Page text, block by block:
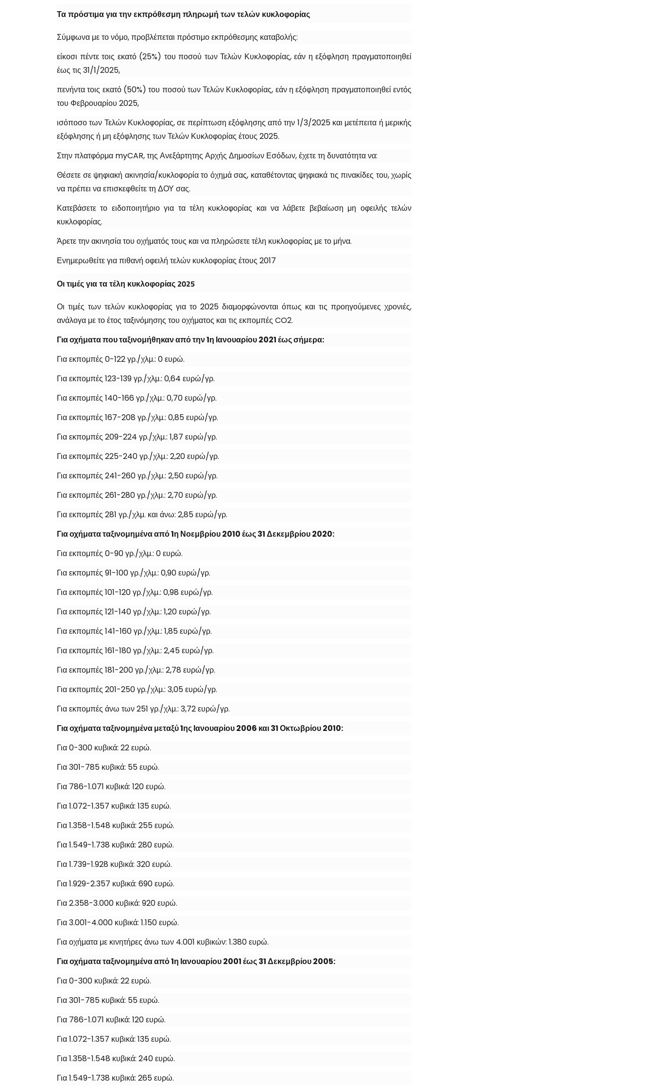
Τα πρόστιμα για την εκπρόθεσμη πληρωμή των τελών κυκλοφορίας
Σύμφωνα με το νόμο, προβλέπεται πρόστιμο εκπρόθεσμης καταβολής:
είκοσι πέντε τοις εκατό (25%) του ποσού των Τελών Κυκλοφορίας, εάν η εξόφληση πραγματοποιηθεί
έως τις 31/1/2025,
πενήντα τοις εκατό (50%) του ποσού των Τελών Κυκλοφορίας, εάν η εξόφληση πραγματοποιηθεί εντός
του Φεβρουαρίου 2025,
ισόποσο των Τελών Κυκλοφορίας, σε περίπτωση εξόφλησης από την 1/3/2025 και μετέπειτα ή μερικής
εξόφλησης ή μη εξόφλησης των Τελών Κυκλοφορίας έτους 2025.
Στην πλατφόρμα myCAR, της Ανεξάρτητης Αρχής Δημοσίων Εσόδων, έχετε τη δυνατότητα να:
Θέσετε σε ψηφιακή ακινησία/κυκλοφορία το όχημά σας, καταθέτοντας ψηφιακά τις πινακίδες του, χωρίς
να πρέπει να επισκεφθείτε τη ΔΟΥ σας.
Κατεβάσετε το ειδοποιητήριο για τα τέλη κυκλοφορίας και να λάβετε βεβαίωση μη οφειλής τελών
κυκλοφορίας.
Άρετε την ακινησία του οχήματός τους και να πληρώσετε τέλη κυκλοφορίας με το μήνα.
Ενημερωθείτε για πιθανή οφειλή τελών κυκλοφορίας έτους 2017
Οι τιμές για τα τέλη κυκλοφορίας 2025
Οι τιμές των τελών κυκλοφορίας για το 2025 διαμορφώνονται όπως και τις προηγούμενες χρονιές,
ανάλογα με το έτος ταξινόμησης του οχήματος και τις εκπομπές CO2.
Για οχήματα που ταξινομήθηκαν από την 1η Ιανουαρίου 2021 έως σήμερα:
Για εκπομπές 0-122 γρ./χλμ.: 0 ευρώ.
Για εκπομπές 123-139 γρ./χλμ.: 0,64 ευρώ/γρ.
Για εκπομπές 140-166 γρ./χλμ.: 0,70 ευρώ/γρ.
Για εκπομπές 167-208 γρ./χλμ.: 0,85 ευρώ/γρ.
Για εκπομπές 209-224 γρ./χλμ.: 1,87 ευρώ/γρ.
Για εκπομπές 225-240 γρ./χλμ.: 2,20 ευρώ/γρ.
Για εκπομπές 241-260 γρ./χλμ.: 2,50 ευρώ/γρ.
Για εκπομπές 261-280 γρ./χλμ.: 2,70 ευρώ/γρ.
Για εκπομπές 281 γρ./χλμ. και άνω: 2,85 ευρώ/γρ.
Για οχήματα ταξινομημένα από 1η Νοεμβρίου 2010 έως 31 Δεκεμβρίου 2020:
Για εκπομπές 0-90 γρ./χλμ.: 0 ευρώ.
Για εκπομπές 91-100 γρ./χλμ.: 0,90 ευρώ/γρ.
Για εκπομπές 101-120 γρ./χλμ.: 0,98 ευρώ/γρ.
Για εκπομπές 121-140 γρ./χλμ.: 1,20 ευρώ/γρ.
Για εκπομπές 141-160 γρ./χλμ.: 1,85 ευρώ/γρ.
Για εκπομπές 161-180 γρ./χλμ.: 2,45 ευρώ/γρ.
Για εκπομπές 181-200 γρ./χλμ.: 2,78 ευρώ/γρ.
Για εκπομπές 201-250 γρ./χλμ.: 3,05 ευρώ/γρ.
Για εκπομπές άνω των 251 γρ./χλμ.: 3,72 ευρώ/γρ.
Για οχήματα ταξινομημένα μεταξύ 1ης Ιανουαρίου 2006 και 31 Οκτωβρίου 2010:
Για 0-300 κυβικά: 22 ευρώ.
Για 301-785 κυβικά: 55 ευρώ.
Για 786-1.071 κυβικά: 120 ευρώ.
Για 1.072-1.357 κυβικά: 135 ευρώ.
Για 1.358-1.548 κυβικά: 255 ευρώ.
Για 1.549-1.738 κυβικά: 280 ευρώ.
Για 1.739-1.928 κυβικά: 320 ευρώ.
Για 1.929-2.357 κυβικά: 690 ευρώ.
Για 2.358-3.000 κυβικά: 920 ευρώ.
Για 3.001-4.000 κυβικά: 1.150 ευρώ.
Για οχήματα με κινητήρες άνω των 4.001 κυβικών: 1.380 ευρώ.
Για οχήματα ταξινομημένα από 1η Ιανουαρίου 2001 έως 31 Δεκεμβρίου 2005:
Για 0-300 κυβικά: 22 ευρώ.
Για 301-785 κυβικά: 55 ευρώ.
Για 786-1.071 κυβικά: 120 ευρώ.
Για 1.072-1.357 κυβικά: 135 ευρώ.
Για 1.358-1.548 κυβικά: 240 ευρώ.
Για 1.549-1.738 κυβικά: 265 ευρώ.